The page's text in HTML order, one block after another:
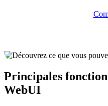
Principales
WebUI